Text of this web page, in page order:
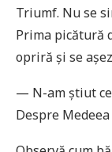
Triumf. Nu se
Prima picătură
opriră și se
— N-am știut ce
Despre